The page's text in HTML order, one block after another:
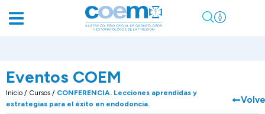
Eventos COEM
Inicio / Cursos / CONFERENCIA. Lecciones aprendidas y
estrategias para el éxito en endodoncia.